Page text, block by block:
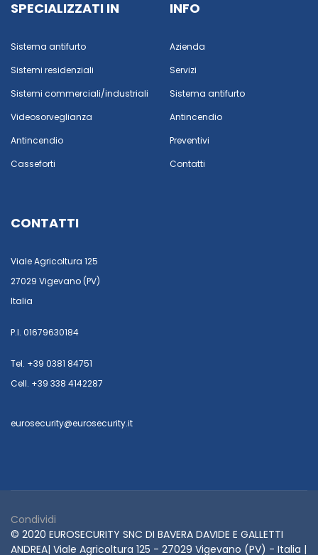
SPECIALIZZATI IN
Sistema antifurto
Sistemi residenziali
Sistemi commerciali/industriali
Videosorveglianza
Antincendio
Casseforti
INFO
Azienda
Servizi
Sistema antifurto
Antincendio
Preventivi
Contatti
CONTATTI
Viale Agricoltura 125
27029 Vigevano (PV)
Italia
P.I. 01679630184
Tel. +39 0381 84751
Cell. +39 338 4142287
eurosecurity@eurosecurity.it
Condividi
© 2020 EUROSECURITY SNC DI BAVERA DAVIDE E GALLETTI
ANDREA| Viale Agricoltura 125 - 27029 Vigevano (PV) - Italia |